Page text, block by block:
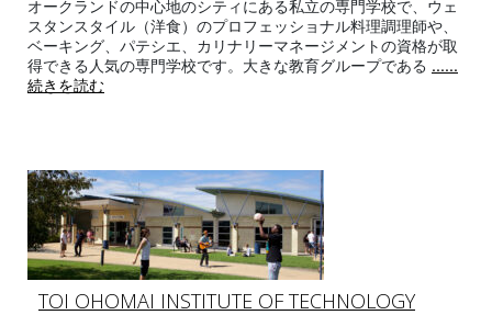
オークランドの中心地のシティにある私立の専門学校で、ウェ
スタンスタイル（洋食）のプロフェッショナル料理調理師や、
ベーキング、パテシエ、カリナリーマネージメントの資格が取
得できる人気の専門学校です。大きな教育グループである ......
続きを読む
TOI OHOMAI INSTITUTE OF TECHNOLOGY